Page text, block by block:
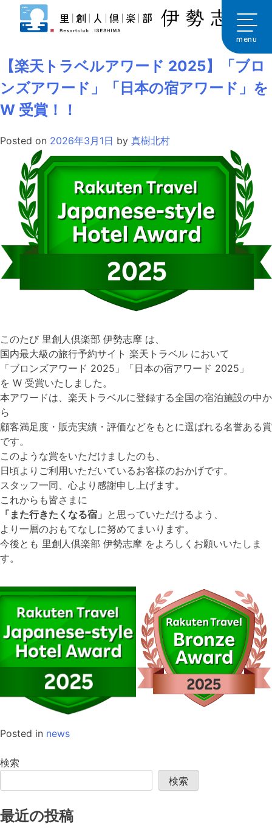
content
menu
月:2026年3月
【楽天トラベルアワード 2025】「ブロ
ンズアワード」「日本の宿アワード」を
W 受賞！！
Posted on 2026年3月1日 by 真樹北村
このたび 里創人倶楽部 伊勢志摩 は、
国内最大級の旅行予約サイト 楽天トラベル において
「ブロンズアワード 2025」「日本の宿アワード 2025」
を W 受賞いたしました。
本アワードは、楽天トラベルに登録する全国の宿泊施設の中か
ら
顧客満足度・販売実績・評価などをもとに選ばれる名誉ある賞
です。
このような賞をいただけましたのも、
日頃よりご利用いただいているお客様のおかげです。
スタッフ一同、心より感謝申し上げます。
これからも皆さまに
「また行きたくなる宿」 と思っていただけるよう、
より一層のおもてなしに努めてまいります。
今後とも 里創人倶楽部 伊勢志摩 をよろしくお願いいたしま
す。
Posted in news
検索
検索
最近の投稿